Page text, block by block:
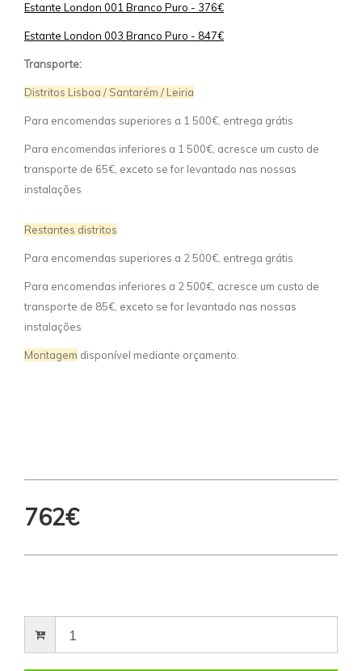
Estante London 001 Branco Puro - 376€
Estante London 003 Branco Puro - 847€
Transporte:
Distritos Lisboa / Santarém / Leiria
Para encomendas superiores a 1 500€, entrega grátis
Para encomendas inferiores a 1 500€, acresce um custo de
transporte de 65€, exceto se for levantado nas nossas
instalações
Restantes distritos
Para encomendas superiores a 2 500€, entrega grátis
Para encomendas inferiores a 2 500€, acresce um custo de
transporte de 85€, exceto se for levantado nas nossas
instalações
Montagem disponível mediante orçamento.
762€